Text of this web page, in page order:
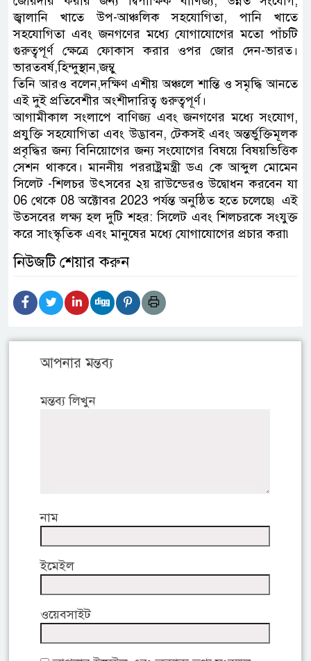
জ্বালানি খাতে উপ-আঞ্চলিক সহযোগিতা, পানি খাতে
সহযোগিতা এবং জনগণের মধ্যে যোগাযোগের মতো পাঁচটি
গুরুত্বপূর্ণ ক্ষেত্রে ফোকাস করার ওপর জোর দেন-ভারত।
ভারতবর্ষ,হিন্দুস্থান,জম্বু
তিনি আরও বলেন,দক্ষিণ এশীয় অঞ্চলে শান্তি ও সমৃদ্ধি আনতে
এই দুই প্রতিবেশীর অংশীদারিত্ব গুরুত্বপূর্ণ।
আগামীকাল সংলাপে বাণিজ্য এবং জনগণের মধ্যে সংযোগ,
প্রযুক্তি সহযোগিতা এবং উদ্ভাবন, টেকসই এবং অন্তর্ভুক্তিমূলক
প্রবৃদ্ধির জন্য বিনিয়োগের জন্য সংযোগের বিষয়ে বিষয়ভিত্তিক
সেশন থাকবে। মাননীয় পররাষ্ট্রমন্ত্রী ডএ কে আব্দুল মোমেন
সিলেট -শিলচর উৎসবের ২য় রাউন্ডেরও উদ্বোধন করবেন যা
06 থেকে 08 অক্টোবর 2023 পর্যন্ত অনুষ্ঠিত হতে চলেছে৷ এই
উত্সবের লক্ষ্য হল দুটি শহর: সিলেট এবং শিলচরকে সংযুক্ত
করে সাংস্কৃতিক এবং মানুষের মধ্যে যোগাযোগের প্রচার করা৷
নিউজটি শেয়ার করুন
আপনার মন্তব্য
মন্তব্য লিখুন
নাম
ইমেইল
ওয়েবসাইট